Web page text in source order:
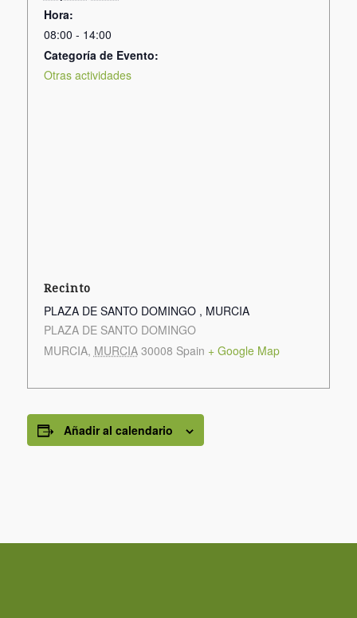
Hora:
08:00 - 14:00
Categoría de Evento:
Otras actividades
Recinto
PLAZA DE SANTO DOMINGO , MURCIA
PLAZA DE SANTO DOMINGO
MURCIA, MURCIA 30008 Spain + Google Map
Añadir al calendario